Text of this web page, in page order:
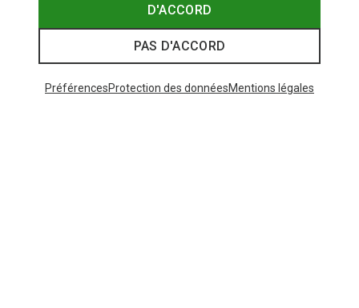
D'ACCORD
PAS D'ACCORD
PréférencesProtection des donnéesMentions légales